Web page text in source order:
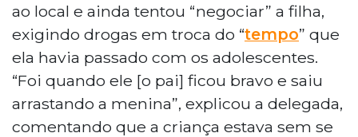
ao local e ainda tentou “negociar” a filha,
exigindo drogas em troca do “tempo” que
ela havia passado com os adolescentes.
“Foi quando ele [o pai] ficou bravo e saiu
arrastando a menina”, explicou a delegada,
comentando que a criança estava sem se